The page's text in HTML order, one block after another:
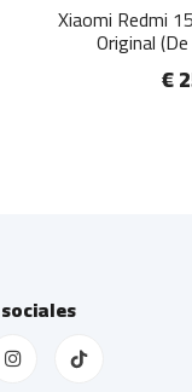
Xiaomi Redmi
Original
€